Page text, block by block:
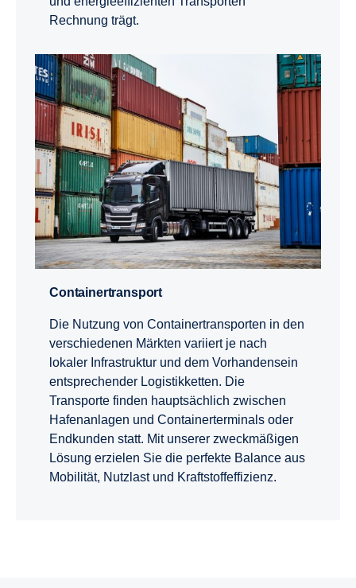
Rechnung trägt.
Containertransport
Die Nutzung von Containertransporten in den
verschiedenen Märkten variiert je nach
lokaler Infrastruktur und dem Vorhandensein
entsprechender Logistikketten. Die
Transporte finden hauptsächlich zwischen
Hafenanlagen und Containerterminals oder
Endkunden statt. Mit unserer zweckmäßigen
Lösung erzielen Sie die perfekte Balance aus
Mobilität, Nutzlast und Kraftstoffeffizienz.